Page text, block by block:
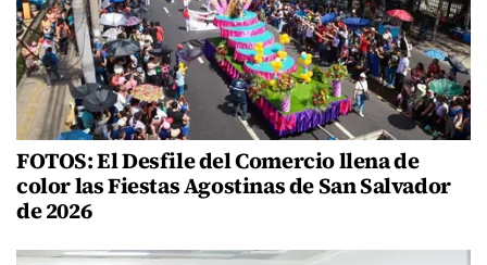
FOTOS: El Desfile del Comercio llena de
color las Fiestas Agostinas de San Salvador
de 2026